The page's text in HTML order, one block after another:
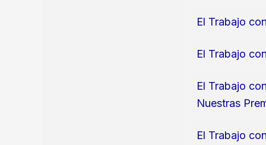
El Trabajo
El Trabajo
El Trabajo
Nuestras
El Trabajo